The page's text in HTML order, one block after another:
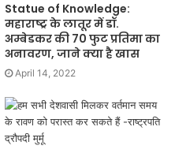
Statue of Knowledge:
महाराष्ट्र के लातूर में डॉ.
अम्बेडकर की 70 फुट प्रतिमा का
अनावरण, जाने क्या है खास
April 14, 2022